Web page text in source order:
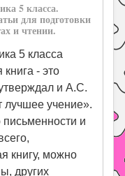
5 класса.
для подготовки
и чтении.
5 класса
- это
и А.С.
лучшее учение».
и
книгу, можно
других